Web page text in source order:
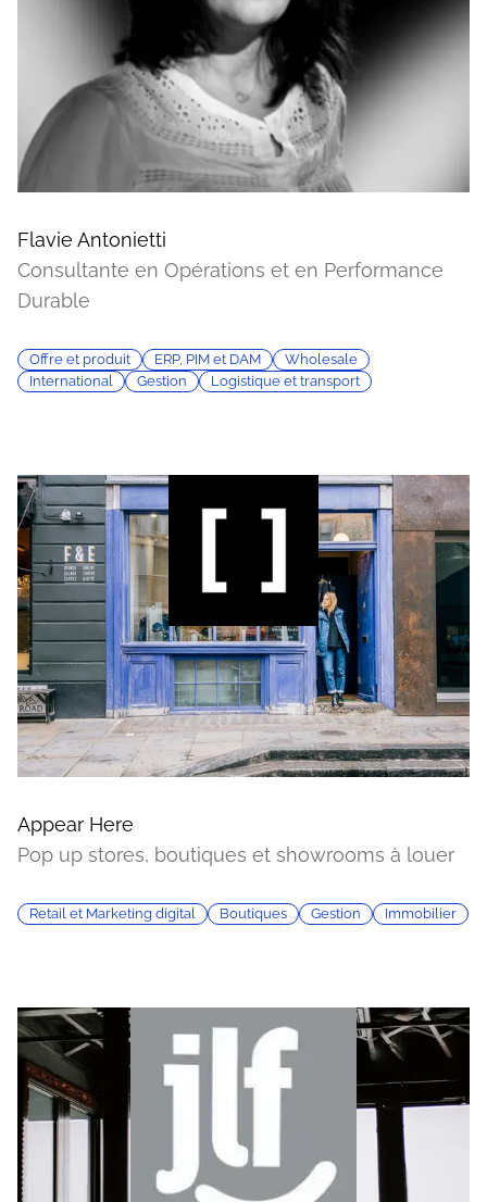
Flavie Antonietti
Consultante en Opérations et en Performance
Durable
Offre et produit ERP, PIM et DAM
Wholesale
International
Gestion Logistique et transport
Appear Here
Pop up stores, boutiques et showrooms à louer
Retail et Marketing digital Boutiques Gestion Immobilier